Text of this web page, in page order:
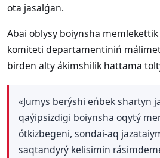
ota jasalǵan.
Abai oblysy boiynsha
komiteti departamentiniń
birden alty ákimshilik hattama
«Jumys berýshi eńbek shartyn
qaýipsizdigi boiynsha oqytý
ótkizbegeni, sondai-aq
saqtandyrý kelisimin